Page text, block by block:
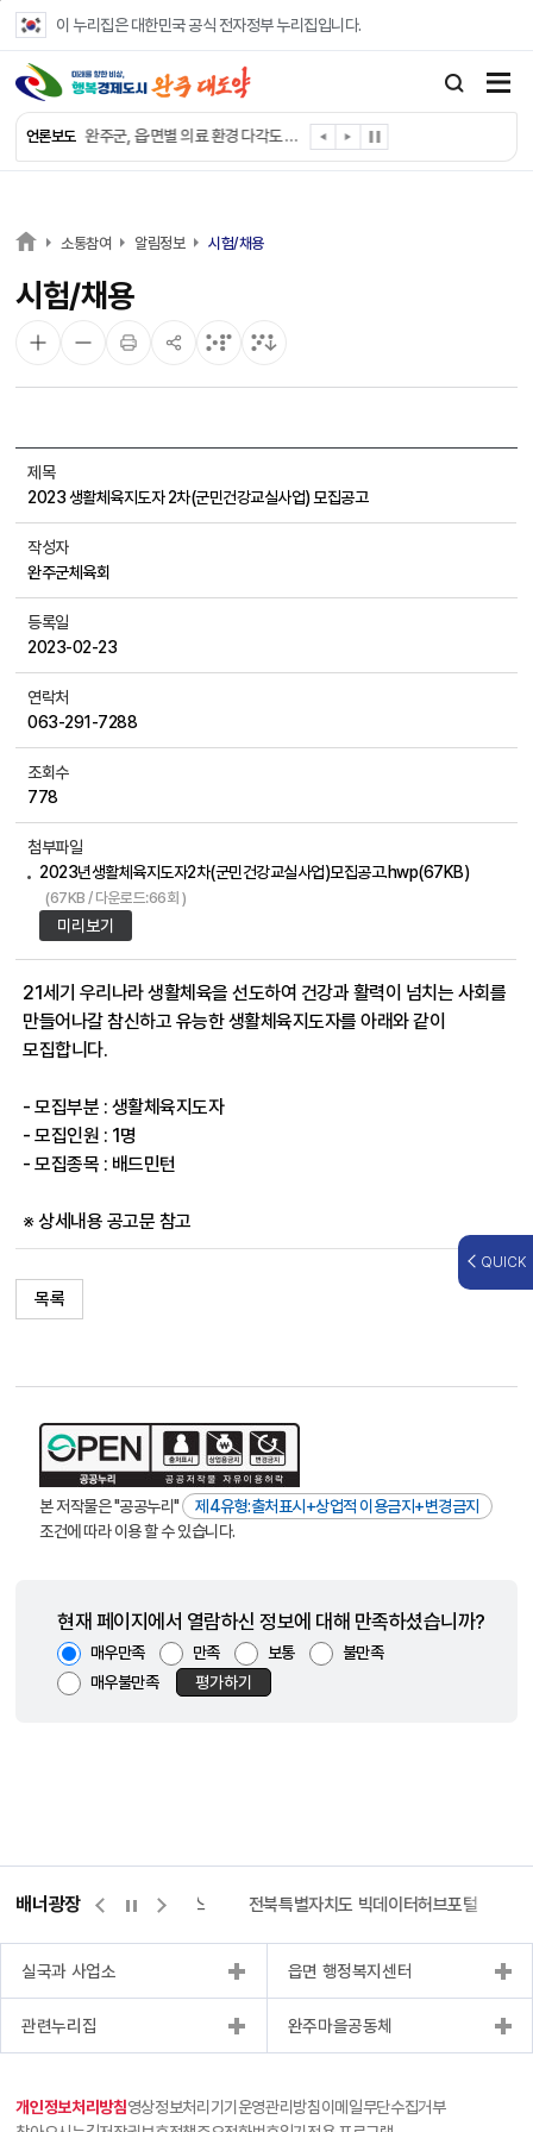
이 누리집은 대한민국 공식 전자정부 누리집입니다.
언론보도
완주군, ‘수의계약 총량제’ 개편 운영
완주군 청소년, 초록우산 지원으로 치과 치료
완주군, 읍·면별 의료 환경 다각도 진단한다
완주군, 모바일 헬스케어 “내 건강 변화 직접 확인”
소통참여 알림정보 시험/채용
시험/채용
제목
2023 생활체육지도자 2차(군민건강교실사업) 모집공고
작성자
완주군체육회
등록일
2023-02-23
연락처
063-291-7288
조회수
778
첨부파일
2023년생활체육지도자2차(군민건강교실사업)모집공고.hwp(67KB)
(67KB / 다운로드:66회 )
미리보기
21세 기 우리나라 생활체육을 선도하여 건강과 활력이 넘치는 사회를
만들어나갈 참신하고 유능한 생활체육지도자를 아래와 같이
모집합니다.
- 모집부분 : 생활체육지도자
- 모집인원 : 1명
- 모집종목 : 배드민턴
※ 상세내용 공고문 참고
목록
본 저작물은 "공공누리"
제4유형:출처표시+상업적 이용금지+변경금지
조건에 따라 이용 할 수 있습니다.
현재 페이지에서 열람하신 정보에 대해 만족하셨습니까?
매우만족 만족 보통
불만족
매우불만족
평가하기
QUICK
배너광장
량바로처리센터 위택스 전북특별자치도 빅데이터허브포털
실국과 사업소 읍면 행정복지센터
관련누리집 완주마을공동체
개인정보처리방침영상정보처리기기운영관리방침이메일무단수집거부